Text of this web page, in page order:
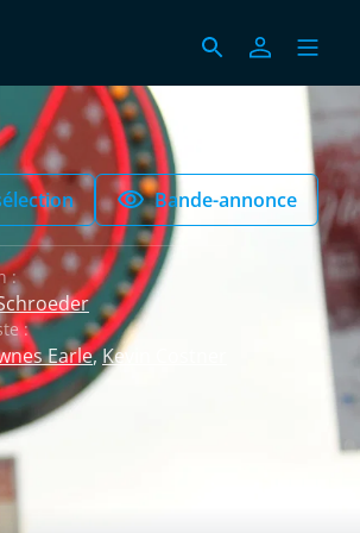
Bande-annonce
:
:
Earle,Kevin Costner